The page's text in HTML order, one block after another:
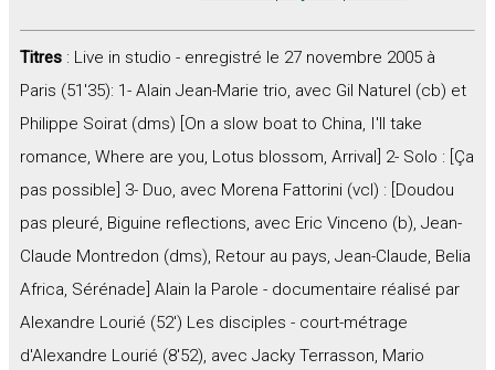
Titres : Live in studio - enregistré le 27 novembre 2005 à
Paris (51'35): 1- Alain Jean-Marie trio, avec Gil Naturel (cb) et
Philippe Soirat (dms) [On a slow boat to China, I'll take
romance, Where are you, Lotus blossom, Arrival] 2- Solo : [Ça
pas possible] 3- Duo, avec Morena Fattorini (vcl) : [Doudou
pas pleuré, Biguine reflections, avec Eric Vinceno (b), Jean-
Claude Montredon (dms), Retour au pays, Jean-Claude, Belia
Africa, Sérénade] Alain la Parole - documentaire réalisé par
Alexandre Lourié (52') Les disciples - court-métrage
d'Alexandre Lourié (8'52), avec Jacky Terrasson, Mario